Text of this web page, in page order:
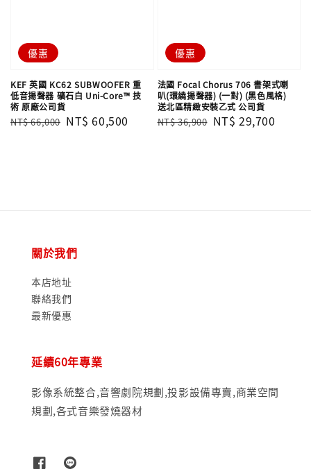
優惠
KEF 英國 KC62 SUBWOOFER 重
低音揚聲器 礦石白 Uni-Core™ 技
術 原廠公司貨
Regular
NT$ 66,000 Sale
NT$ 60,500
優惠
法國 Focal Chorus 706 書架式喇
叭(環繞揚聲器) (一對) (黑色風格)
送北區精緻安裝乙式 公司貨
Regular
NT$ 36,900 Sale
NT$ 29,700
關於我們
本店地址
聯絡我們
最新優惠
延續60年專業
影像系統整合,音響劇院規劃,投影設備專賣,商業空間
規劃,各式音樂發燒器材